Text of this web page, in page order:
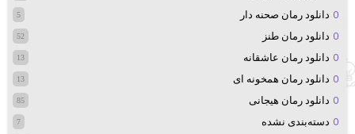
دانلود رمان صحنه دار 5
دانلود رمان طنز 52
دانلود رمان عاشقانه 13
دانلود رمان همخونه ای 13
دانلود رمان هیجانی 85
دسته‌بندی نشده 7